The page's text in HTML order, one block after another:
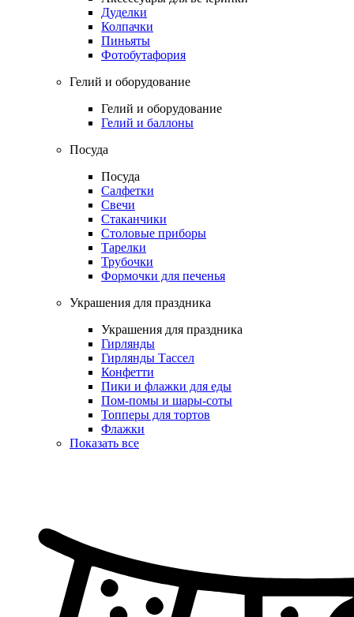
Дуделки
Колпачки
Пиньяты
Фотобутафория
Гелий и оборудование
Гелий и оборудование
Гелий и баллоны
Посуда
Посуда
Салфетки
Свечи
Стаканчики
Столовые приборы
Тарелки
Трубочки
Формочки для печенья
Украшения для праздника
Украшения для праздника
Гирлянды
Гирлянды Тассел
Конфетти
Пики и флажки для еды
Пом-помы и шары-соты
Топперы для тортов
Флажки
Показать все